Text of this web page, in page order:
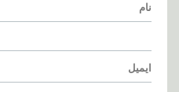
نام
ایمیل